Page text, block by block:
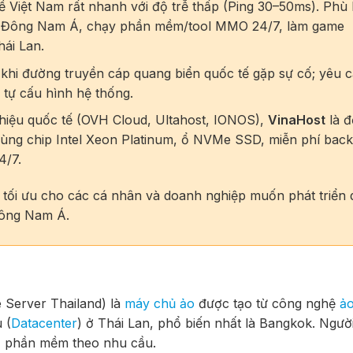
Nam rất nhanh với độ trễ thấp (Ping 30–50ms). Phù
Nam Á, chạy phần mềm/tool MMO 24/7, làm game
Lan.
đường truyền cáp quang biển quốc tế gặp sự cố; yêu
cấu hình hệ thống.
quốc tế (OVH Cloud, Ultahost, IONOS), VinaHostlà
chip Intel Xeon Platinum, ổ NVMe SSD, miễn phí
7.
ưu cho các cá nhân và doanh nghiệp muốn phát triển
Nam Á.
Server Thailand) là máy chủ ảo được tạo từ công nghệ
(Datacenter) ở Thái Lan, phổ biến nhất là Bangkok.
mềm theo nhu cầu.